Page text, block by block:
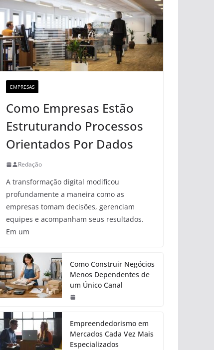
EMPRESAS
Como Empresas Estão
Estruturando Processos
Orientados Por Dados
Redação
A transformação digital modificou
profundamente a maneira como as
empresas tomam decisões, gerenciam
equipes e acompanham seus resultados.
Em um
Como Construir Negócios
Menos Dependentes de
um Único Canal
Empreendedorismo em
Mercados Cada Vez Mais
Especializados